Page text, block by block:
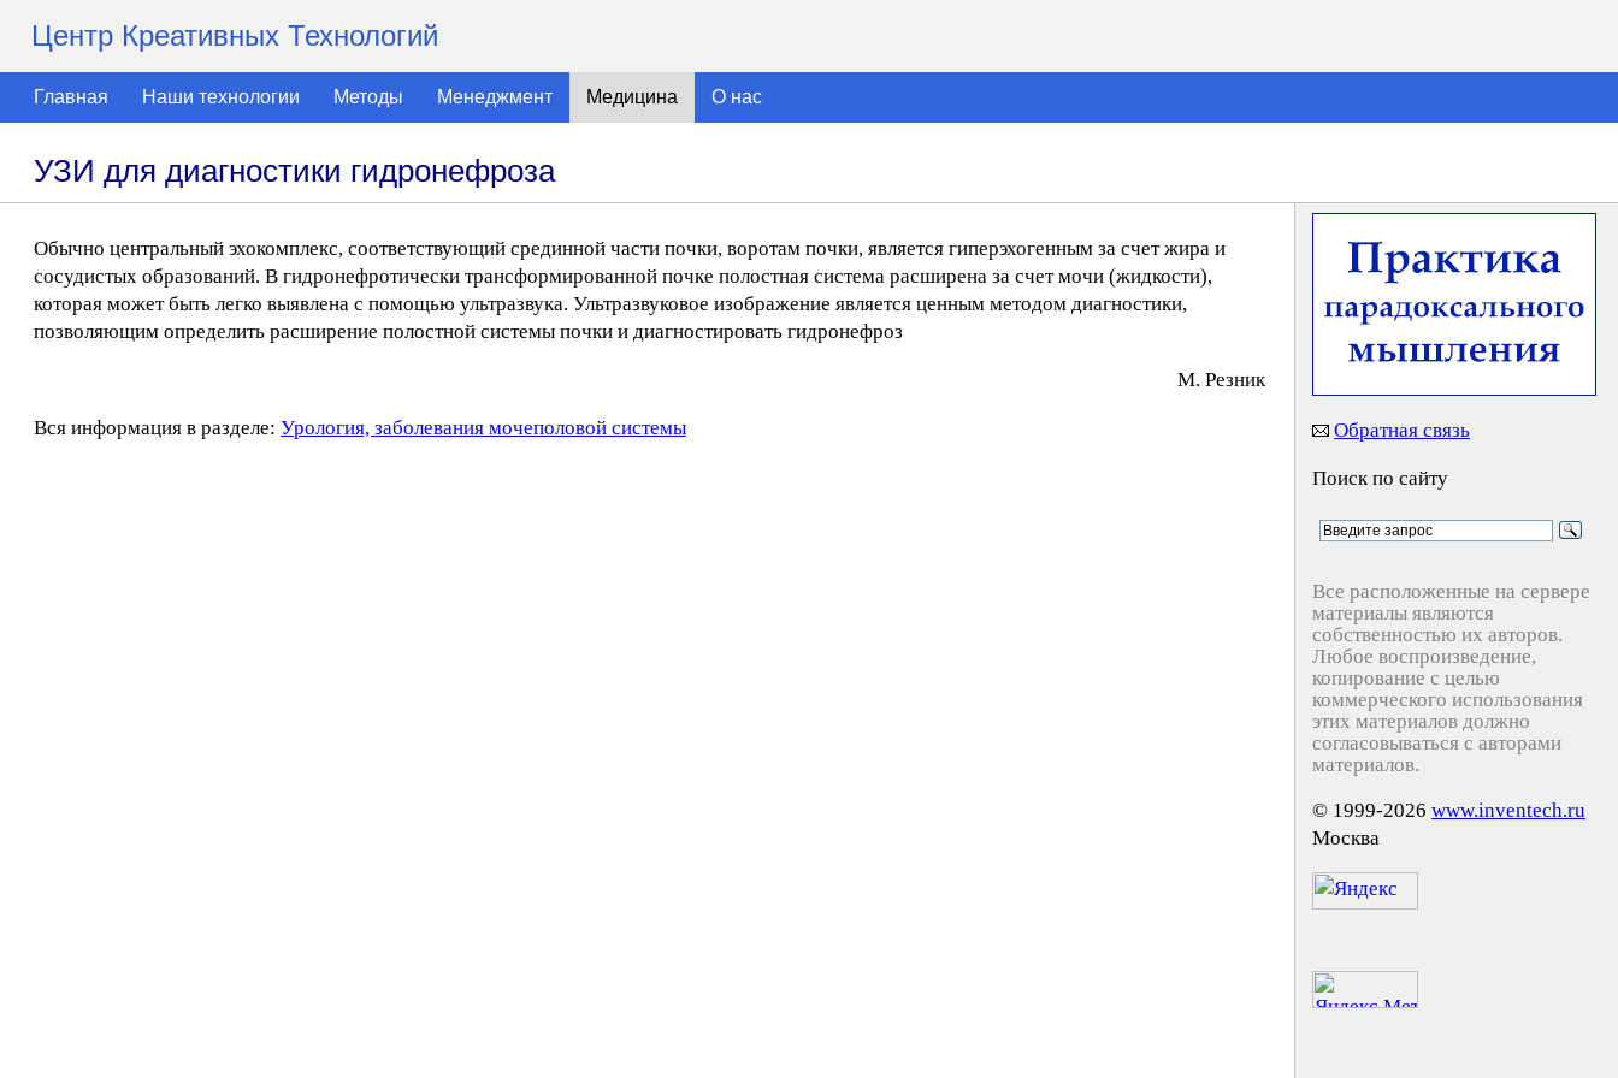
Центр Креативных Технологий
Главная Наши технологии Методы Менеджмент Медицина О нас
УЗИ для диагностики гидронефроза
Обычно центральный эхокомплекс, соответствующий срединной части почки, воротам почки, является гиперэхогенным за счет жира и
сосудистых образований. В гидронефротически трансформированной почке полостная система расширена за счет мочи (жидкости),
которая может быть легко выявлена с помощью ультразвука. Ультразвуковое изображение является ценным методом диагностики,
позволяющим определить расширение полостной системы почки и диагностировать гидронефроз
М. Peзник
Вся информация в разделе: Урология, заболевания мочеполовой системы Обратная связь
Поиск по сайту
Все расположенные на сервере
материалы являются
собственностью их авторов.
Любое воспроизведение,
копирование с целью
коммерческого использования
этих материалов должно
согласовываться с авторами
материалов.
© 1999-2026 www.inventech.ru
Москва